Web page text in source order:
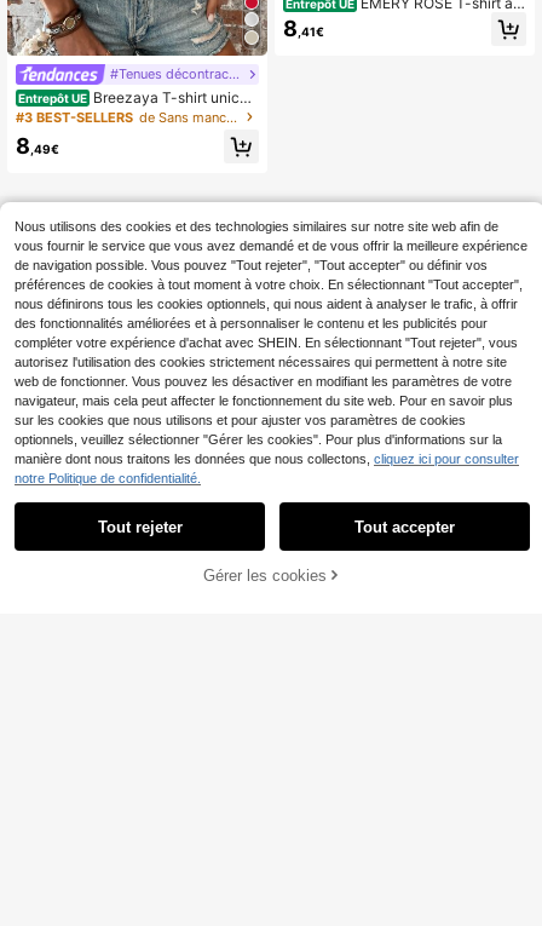
#Tenues décontractées
Entrepôt UE Breezaya T-shirt unicol
ore col rond
#3 BEST-SELLERS de Sans manches T-shirts pour femmes
8 ,49€
Entrepôt UE
ple à col V de couleur unie pour fem
mes
8 ,41€
AJOUTER AU PANIER
Nous utilisons des cookies et des technologies similaires sur notre site web afin de
vous fournir le service que vous avez demandé et de vous offrir la meilleure expérience
de navigation possible. Vous pouvez "Tout rejeter", "Tout accepter" ou définir vos
préférences de cookies à tout moment à votre choix. En sélectionnant "Tout accepter",
nous définirons tous les cookies optionnels, qui nous aident à analyser le trafic, à offrir
des fonctionnalités améliorées et à personnaliser le contenu et les publicités pour
compléter votre expérience d'achat avec SHEIN. En sélectionnant "Tout rejeter", vous
autorisez l'utilisation des cookies strictement nécessaires qui permettent à notre site
web de fonctionner. Vous pouvez les désactiver en modifiant les paramètres de votre
navigateur, mais cela peut affecter le fonctionnement du site web. Pour en savoir plus
sur les cookies que nous utilisons et pour ajuster vos paramètres de cookies
optionnels, veuillez sélectionner "Gérer les cookies". Pour plus d'informations sur la
manière dont nous traitons les données que nous collectons, cliquez ici pour consulter
notre Politique de confidentialité.
Tout rejeter Tout accepter
Gérer les cookies